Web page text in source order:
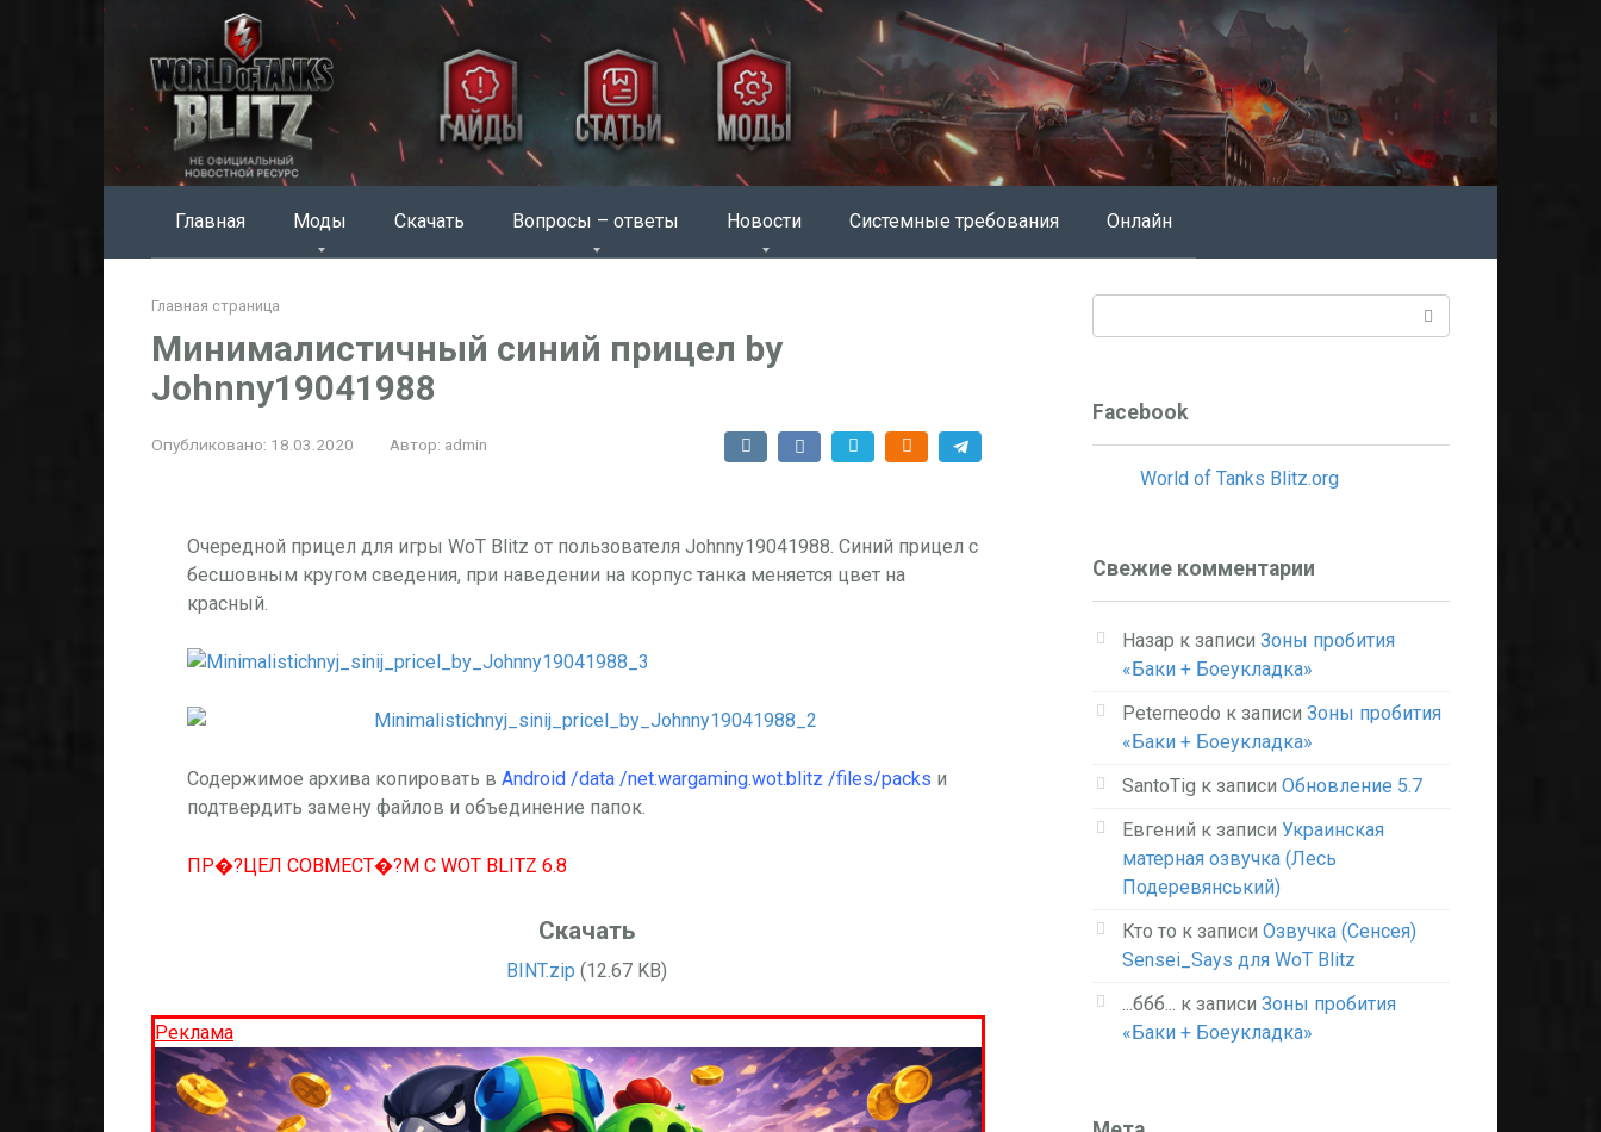
Главная Моды Скачать Вопросы – ответы Новости Системные требования Онлайн
Главная страница
Минималистичный синий прицел by
Johnny19041988
Опубликовано: 18.03.2020 Автор: admin
Очередной прицел для игры WoT Blitz от пользователя Johnny19041988. Синий прицел с
бесшовным кругом сведения, при наведении на корпус танка меняется цвет на
красный.
Содержимое архива копировать в Android /data /net.wargaming.wot.blitz /files/packs и
подтвердить замену файлов и объединение папок.
ПР�?ЦЕЛ СОВМЕСТ�?М С WOT BLITZ 6.8
Скачать
BINT.zip (12.67 KB)
Реклама
Facebook
World of Tanks Blitz.org
Свежие комментарии
Назар к записи Зоны пробития
«Баки + Боеукладка»
Peterneodo к записи Зоны пробития
«Баки + Боеукладка»
SantoTig к записи Обновление 5.7
Евгений к записи Украинская
матерная озвучка (Лесь
Подеревянський)
Кто то к записи Озвучка (Сенсея)
Sensei_Says для WoT Blitz
...ббб... к записи Зоны пробития
«Баки + Боеукладка»